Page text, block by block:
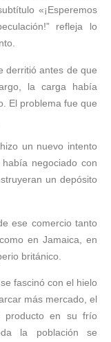
«¡Esperemos
refleja lo
derritió antes de que
la carga había
El problema fue que
un nuevo intento
negociado con
un depósito
ese comercio tanto
en Jamaica, en
británico.
fascinó con el hielo
más mercado, el
producto en su frío
la población se